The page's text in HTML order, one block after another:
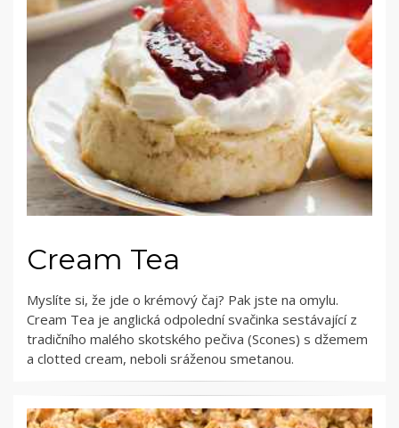
Cream Tea
Myslíte si, že jde o krémový čaj? Pak jste na omylu.
Cream Tea je anglická odpolední svačinka sestávající z
tradičního malého skotského pečiva (Scones) s džemem
a clotted cream, neboli sráženou smetanou.